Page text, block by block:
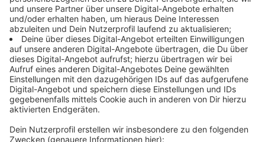
letztendlich nicht. Zum Glück! Wer doch auf einen
Fakeshop hereingefallen ist, sollte alle Unterlagen
sichern. Empfiehlt die Verbraucherzentrale in Dülmen
für den Kreis. Wichtig ist es auch, sich schnellstens an
die Bank zu wenden, um die Überweisung zu stoppen.
Das ist Betrug, in solchen Fällen ermittelt die Polizei.